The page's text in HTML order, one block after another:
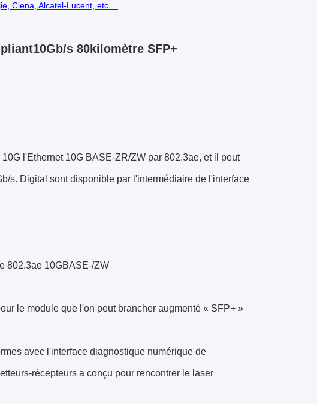
Ciena, Alcatel-Lucent, etc.
s 80kilomètre SFP+
l'Ethernet 10G BASE-ZR/ZW par 802.3ae, et il peut
s. Digital sont disponible par l'intermédiaire de l'interface
802.3ae 10GBASE-/ZW
le module que l'on peut brancher augmenté « SFP+ »
avec l'interface diagnostique numérique de
récepteurs a conçu pour rencontrer le laser